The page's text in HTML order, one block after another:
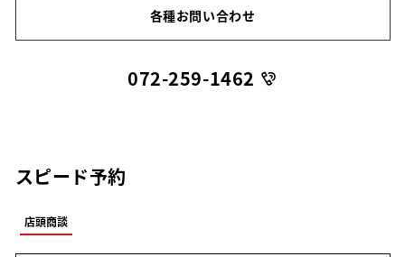
各種お問い合わせ
072-259-1462
スピード予約
店頭商談